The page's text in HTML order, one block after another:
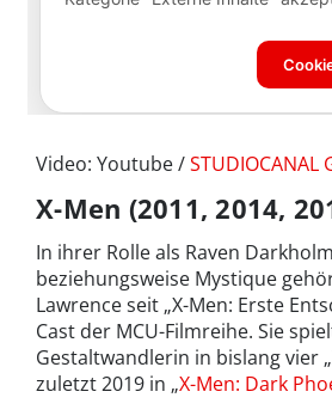
Video: Youtube /STUDIOCANAL
X-Men (2011, 2014,
In ihrer Rolle als Raven
beziehungsweise Mystique
Lawrence seit „X-Men: Erste
Cast der MCU-Filmreihe. Sie
Gestaltwandlerin in bislang vier
zuletzt 2019 in „X-Men: Dark